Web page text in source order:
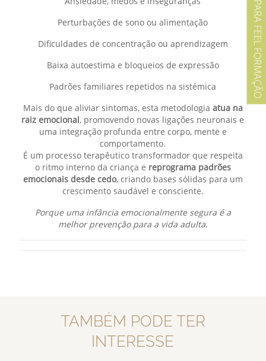
IR PARA FEEL FORMAÇÃO
Perturbações de sono ou alimentação
Dificuldades de concentração ou aprendizagem
Baixa autoestima e bloqueios de expressão
Padrões familiares repetidos na sistémica
Mais do que aliviar sintomas, esta metodologia atua na
raiz emocional, promovendo novas ligações neuronais e
uma integração profunda entre corpo, mente e
comportamento.
É um processo terapêutico transformador que respeita
o ritmo interno da criança e reprograma padrões
emocionais desde cedo, criando bases sólidas para um
crescimento saudável e consciente.
Porque uma infância emocionalmente segura é a
melhor prevenção para a vida adulta.
TAMBÉM PODE TER
INTERESSE